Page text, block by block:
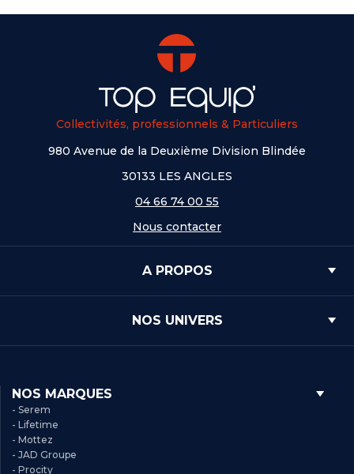
Collectivités, professionnels & Particuliers
980 Avenue de la Deuxième Division Blindée
30133 LES ANGLES
04 66 74 00 55
Nous contacter
A PROPOS
NOS UNIVERS
NOS MARQUES
- Serem
- Lifetime
- Mottez
- JAD Groupe
- Procity